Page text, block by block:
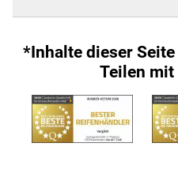
*Inhalte dieser
Teilen